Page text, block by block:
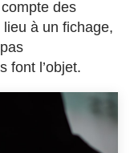
des
à un fichage,
font l’objet.